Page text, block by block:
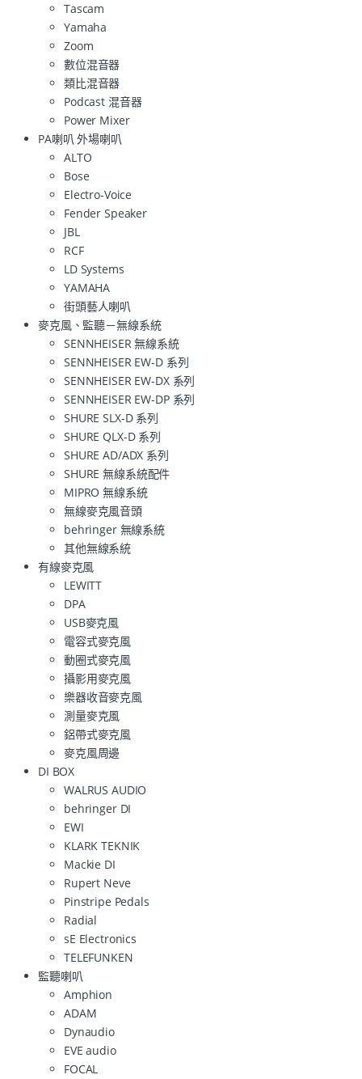
Tascam
Yamaha
Zoom
數位混音器
類比混音器
Podcast 混音器
Power Mixer
PA喇叭 外場喇叭
ALTO
Bose
Electro-Voice
Fender Speaker
JBL
RCF
LD Systems
YAMAHA
街頭藝人喇叭
麥克風、監聽－無線系統
SENNHEISER 無線系統
SENNHEISER EW-D 系列
SENNHEISER EW-DX 系列
SENNHEISER EW-DP 系列
SHURE SLX-D 系列
SHURE QLX-D 系列
SHURE AD/ADX 系列
SHURE 無線系統配件
MIPRO 無線系統
無線麥克風音頭
behringer 無線系統
其他無線系統
有線麥克風
LEWITT
DPA
USB麥克風
電容式麥克風
動圈式麥克風
攝影用麥克風
樂器收音麥克風
測量麥克風
鋁帶式麥克風
麥克風周邊
DI BOX
WALRUS AUDIO
behringer DI
EWI
KLARK TEKNIK
Mackie DI
Rupert Neve
Pinstripe Pedals
Radial
sE Electronics
TELEFUNKEN
監聽喇叭
Amphion
ADAM
Dynaudio
EVE audio
FOCAL